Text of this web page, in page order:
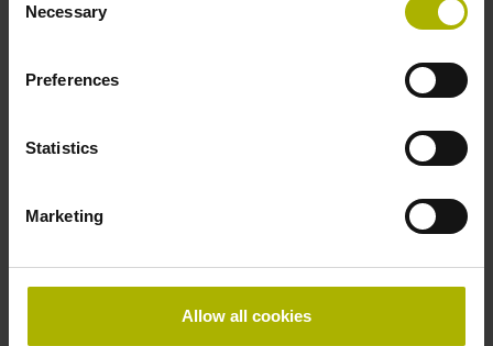
Selection
Necessary
Preferences
Statistics
Marketing
Allow all cookies
01
Anschluss-Belegung
Kabelausgang axial und radial verwendbar